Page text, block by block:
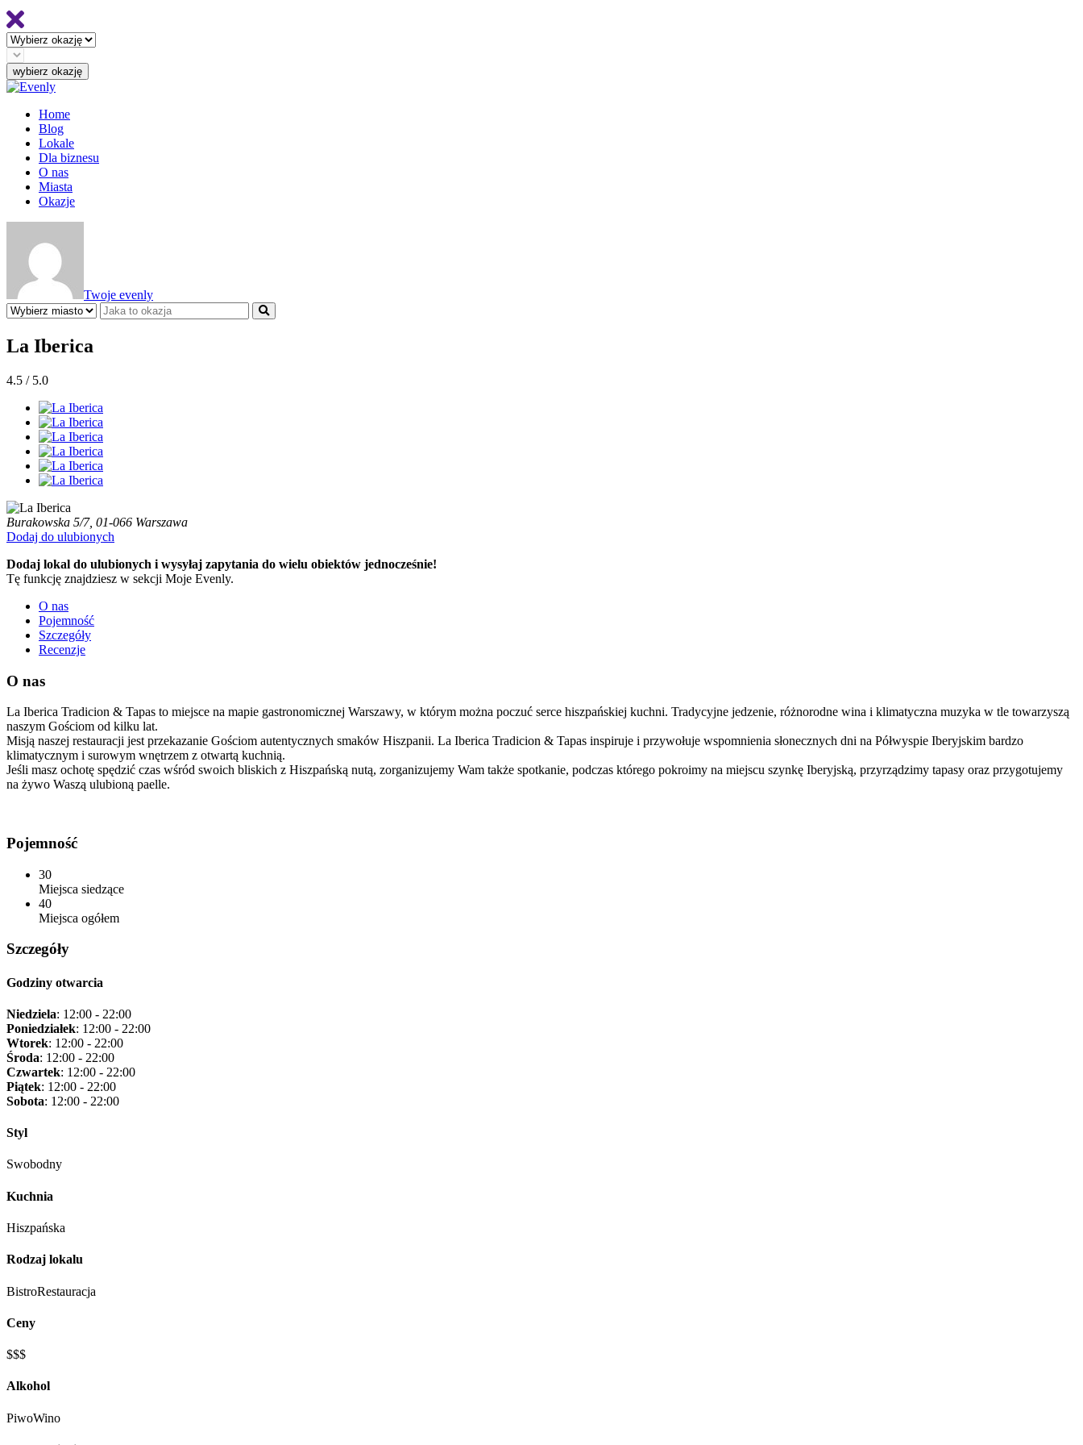
Home
Blog
Lokale
Dla biznesu
O nas
Miasta
Okazje
Twoje evenly
La Iberica
4.5 / 5.0
Burakowska 5/7, 01-066 Warszawa
Dodaj do ulubionych
Dodaj lokal do ulubionych i wysyłaj zapytania do wielu obiektów jednocześnie!
Tę funkcję znajdziesz w sekcji Moje Evenly.
O nas
Pojemność
Szczegóły
Recenzje
O nas
La Iberica Tradicion & Tapas to miejsce na mapie gastronomicznej Warszawy, w którym można poczuć serce hiszpańskiej kuchni. Tradycyjne jedzenie, różnorodne wina i klimatyczna muzyka w tle towarzyszą
naszym Gościom od kilku lat.
Misją naszej restauracji jest przekazanie Gościom autentycznych smaków Hiszpanii. La Iberica Tradicion & Tapas inspiruje i przywołuje wspomnienia słonecznych dni na Półwyspie Iberyjskim bardzo
klimatycznym i surowym wnętrzem z otwartą kuchnią.
Jeśli masz ochotę spędzić czas wśród swoich bliskich z Hiszpańską nutą, zorganizujemy Wam także spotkanie, podczas którego pokroimy na miejscu szynkę Iberyjską, przyrządzimy tapasy oraz przygotujemy
na żywo Waszą ulubioną paelle.
Pojemność
30
Miejsca siedzące
40
Miejsca ogółem
Szczegóły
Godziny otwarcia
Niedziela: 12:00 - 22:00
Poniedziałek: 12:00 - 22:00
Wtorek: 12:00 - 22:00
Środa: 12:00 - 22:00
Czwartek: 12:00 - 22:00
Piątek: 12:00 - 22:00
Sobota: 12:00 - 22:00
Styl
Swobodny
Kuchnia
Hiszpańska
Rodzaj lokalu
BistroRestauracja
Ceny
$$$
Alkohol
PiwoWino